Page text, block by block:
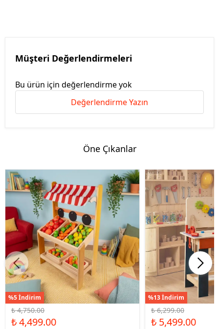
Müşteri Değerlendirmeleri
Bu ürün için değerlendirme yok
Değerlendirme Yazın
Öne Çıkanlar
%5 İndirim
₺ 4,750.00
₺ 4,499.00
%13 İndirim
₺ 6,299.00
₺ 5,499.00